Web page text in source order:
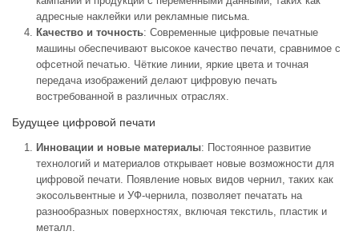
адресные наклейки или рекламные письма.
Качество и точность: Современные цифровые печатные
машины обеспечивают высокое качество печати, сравнимое с
офсетной печатью. Чёткие линии, яркие цвета и точная
передача изображений делают цифровую печать
востребованной в различных отраслях.
Будущее цифровой печати
Инновации и новые материалы: Постоянное развитие
технологий и материалов открывает новые возможности для
цифровой печати. Появление новых видов чернил, таких как
экосольвентные и УФ-чернила, позволяет печатать на
разнообразных поверхностях, включая текстиль, пластик и
металл.